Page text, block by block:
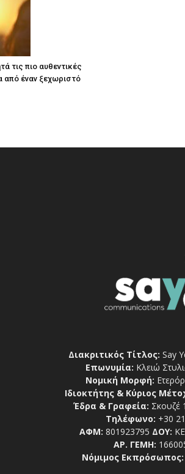
τις πιο αυθεντικές
από έναν ξεχωριστό
Διακριτικός Τίτλος: Say
Επωνυμία: Κλειώ
Νομική Μορφή:
Ιδιοκτήτης & Κύριος
Έδρα & Γραφεία: Σκουζέ
Τηλέφωνο: +30
ΑΦΜ: 801923795 ΔΟΥ:
ΑΡ. ΓΕΜΗ:
Νόμιμος Εκπρόσωπος: